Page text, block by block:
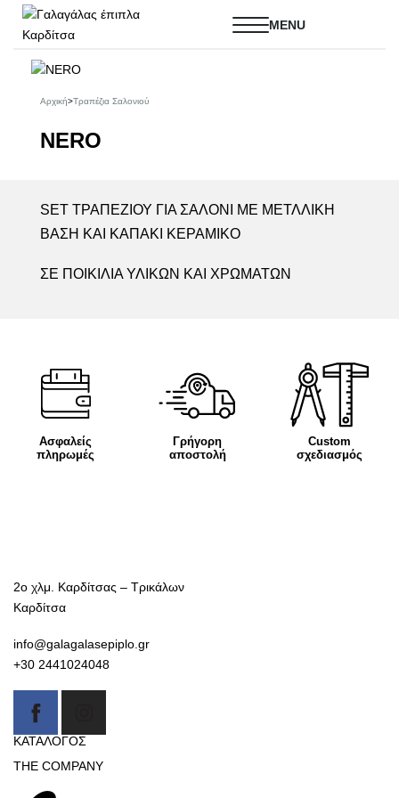
Αρχική>Τραπέζια Σαλονιού
NERO
SET ΤΡΑΠΕΖΙΟΥ ΓΙΑ ΣΑΛΟΝΙ ΜΕ ΜΕΤΛΛΙΚΗ
ΒΑΣΗ ΚΑΙ ΚΑΠΑΚΙ ΚΕΡΑΜΙΚΟ
ΣΕ ΠΟΙΚΙΛΙΑ ΥΛΙΚΩΝ ΚΑΙ ΧΡΩΜΑΤΩΝ
Ασφαλείς
πληρωμές
Γρήγορη
αποστολή
Custom
σχεδιασμός
2ο χλμ. Καρδίτσας – Τρικάλων
Καρδίτσα
info@galagalasepiplo.gr
+30 2441024048
ΚΑΤΑΛΟΓΟΣ
Καναπέδες
Βιβλιοθήκες-Συνθέσεις
THE COMPANY
Γαλαγάλας έπιπλο